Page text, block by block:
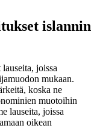
islannin
joissa
mukaan.
koska ne
muotoihin
lauseita, joissa
oikean